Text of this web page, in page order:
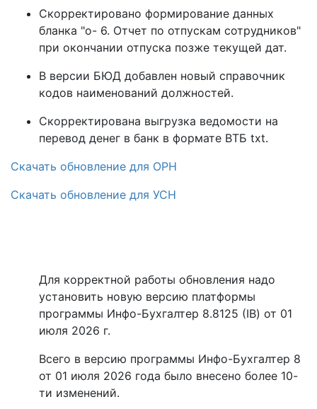
Скорректировано формирование данных
бланка "о- 6. Отчет по отпускам сотрудников"
при окончании отпуска позже текущей дат.
В версии БЮД добавлен новый справочник
кодов наименований должностей.
Скорректирована выгрузка ведомости на
перевод денег в банк в формате ВТБ txt.
Скачать обновление для ОРН
Скачать обновление для УСН
Для корректной работы обновления надо
установить новую версию платформы
программы Инфо-Бухгалтер 8.8125 (IB) от 01
июля 2026 г.
Всего в версию программы Инфо-Бухгалтер 8
от 01 июля 2026 года было внесено более 10-
ти изменений.